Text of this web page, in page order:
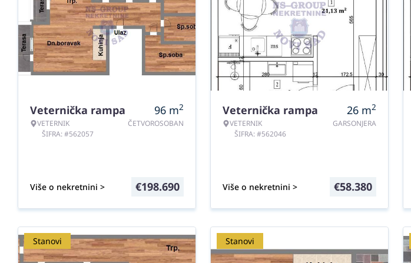
Veternička rampa
VETERNIK
ŠIFRA: #562057
96 m2
ČETVOROSOBAN
Više o nekretnini > €198.690
Veternička rampa
VETERNIK
ŠIFRA: #562046
26 m2
GARSONJERA
Više o nekretnini > €58.380
Stanovi Stanovi